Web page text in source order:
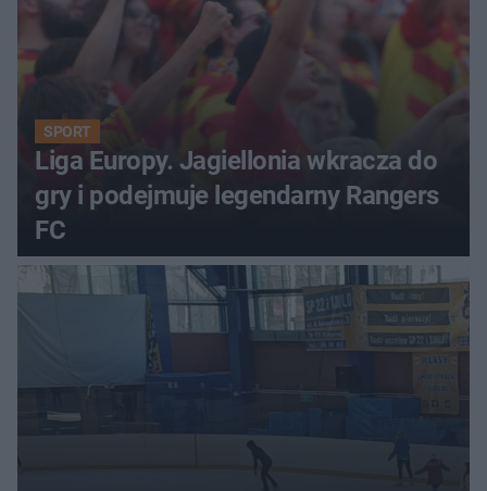
SPORT
Liga Europy. Jagiellonia wkracza do
gry i podejmuje legendarny Rangers
FC